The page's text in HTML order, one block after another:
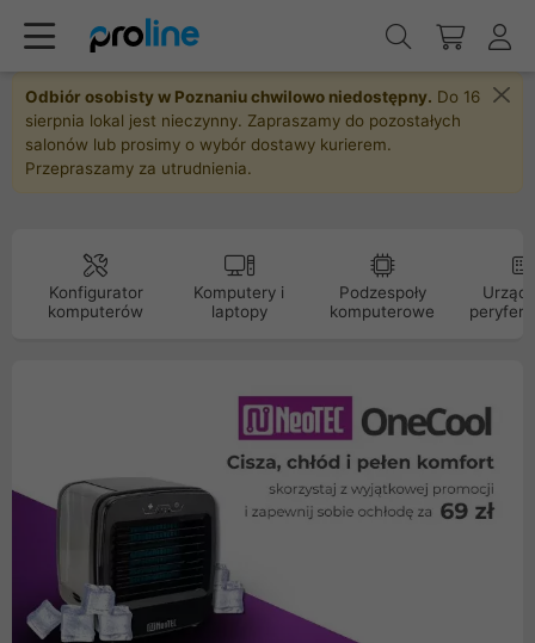
Odbiór osobisty w Poznaniu chwilowo niedostępny. Do 16
sierpnia lokal jest nieczynny. Zapraszamy do pozostałych
salonów lub prosimy o wybór dostawy kurierem.
Przepraszamy za utrudnienia.
Konfigurator
komputerów
Komputery i
laptopy
Podzespoły
komputerowe